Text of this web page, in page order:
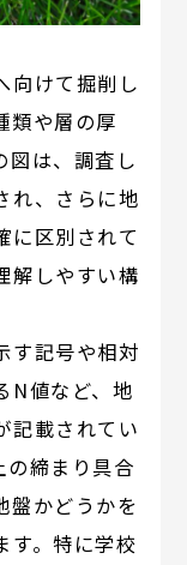
向けて掘削し
類や層の厚
図は、調査し
れ、さらに地
に区別されて
解しやすい構
す記号や相対
N値など、地
記載されてい
の締まり具合
盤かどうかを
す。特に学校